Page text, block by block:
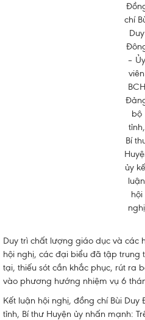
chí
Duy
– Ủy
viên
BCH
bộ
tỉnh,
Bí
ủy
luận
hội
nghị
Duy trì chất lượng giáo dục và các
hội nghị, các đại biểu đã tập trung
tại, thiếu sót cần khắc phục, rút ra
vào phương hướng nhiệm vụ 6
Kết luận hội nghị, đồng chí Bùi
tỉnh, Bí thư Huyện ủy nhấn mạnh: